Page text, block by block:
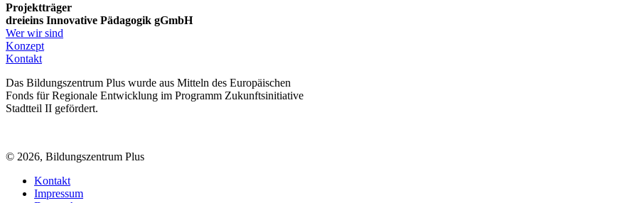
Projektträger
dreieins Innovative Pädagogik gGmbH
Wer wir sind
Konzept
Kontakt
Das Bildungszentrum Plus wurde aus Mitteln des Europäischen
Fonds für Regionale Entwicklung im Programm Zukunftsinitiative
Stadtteil II gefördert.
© 2026, Bildungszentrum Plus
Kontakt
Impressum